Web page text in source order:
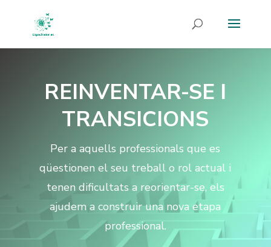
REINVENTAR-SE I
TRANSICIONS
Per a aquells professionals que es
qüestionen el seu treball o rol actual i
tenen dificultats a reorientar-se, els
ajudem a construir una nova etapa
professional.